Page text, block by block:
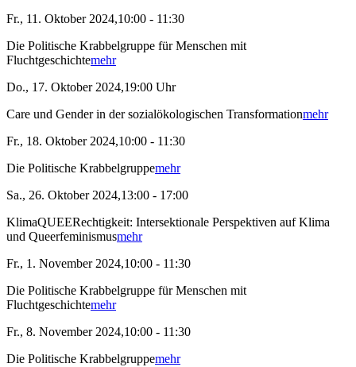
Fr., 11. Oktober 2024,10:00 - 11:30
Die Politische Krabbelgruppe für Menschen mit
Fluchtgeschichtemehr
Do., 17. Oktober 2024,19:00 Uhr
Care und Gender in der sozialökologischen Transformationmehr
Fr., 18. Oktober 2024,10:00 - 11:30
Die Politische Krabbelgruppemehr
Sa., 26. Oktober 2024,13:00 - 17:00
KlimaQUEERechtigkeit: Intersektionale Perspektiven auf Klima
und Queerfeminismusmehr
Fr., 1. November 2024,10:00 - 11:30
Die Politische Krabbelgruppe für Menschen mit
Fluchtgeschichtemehr
Fr., 8. November 2024,10:00 - 11:30
Die Politische Krabbelgruppemehr